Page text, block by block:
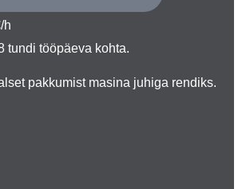
h
tundi tööpäeva kohta.
pakkumist masina juhiga rendiks.